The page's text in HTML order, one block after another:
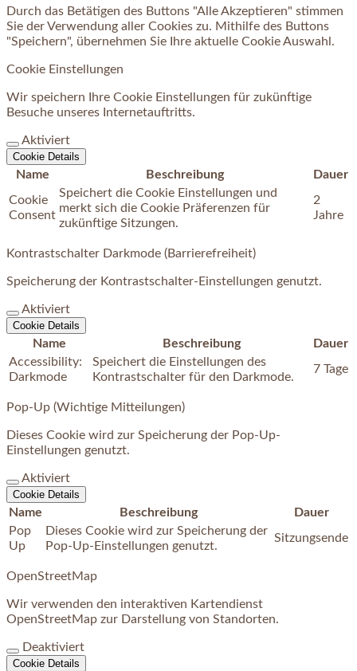
Durch das Betätigen des Buttons "Alle Akzeptieren" stimmen
Sie der Verwendung aller Cookies zu. Mithilfe des Buttons
"Speichern", übernehmen Sie Ihre aktuelle Cookie Auswahl.
Cookie Einstellungen
Wir speichern Ihre Cookie Einstellungen für zukünftige
Besuche unseres Internetauftritts.
Aktiviert
Cookie Details
Name Beschreibung
Dauer
Cookie
Consent
Speichert die Cookie Einstellungen und
merkt sich die Cookie Präferenzen für
zukünftige Sitzungen.
2
Jahre
Kontrastschalter Darkmode (Barrierefreiheit)
Speicherung der Kontrastschalter-Einstellungen genutzt.
Aktiviert
Cookie Details
Name Beschreibung
Dauer
Accessibility:
Darkmode
Speichert die Einstellungen des
Kontrastschalter für den Darkmode.
7 Tage
Pop-Up (Wichtige Mitteilungen)
Dieses Cookie wird zur Speicherung der Pop-Up-
Einstellungen genutzt.
Aktiviert
Cookie Details
Name Beschreibung
Dauer
Pop
Up
Dieses Cookie wird zur Speicherung der
Pop-Up-Einstellungen genutzt.
Sitzungsende
OpenStreetMap
Wir verwenden den interaktiven Kartendienst
OpenStreetMap zur Darstellung von Standorten.
Deaktiviert
Cookie Details